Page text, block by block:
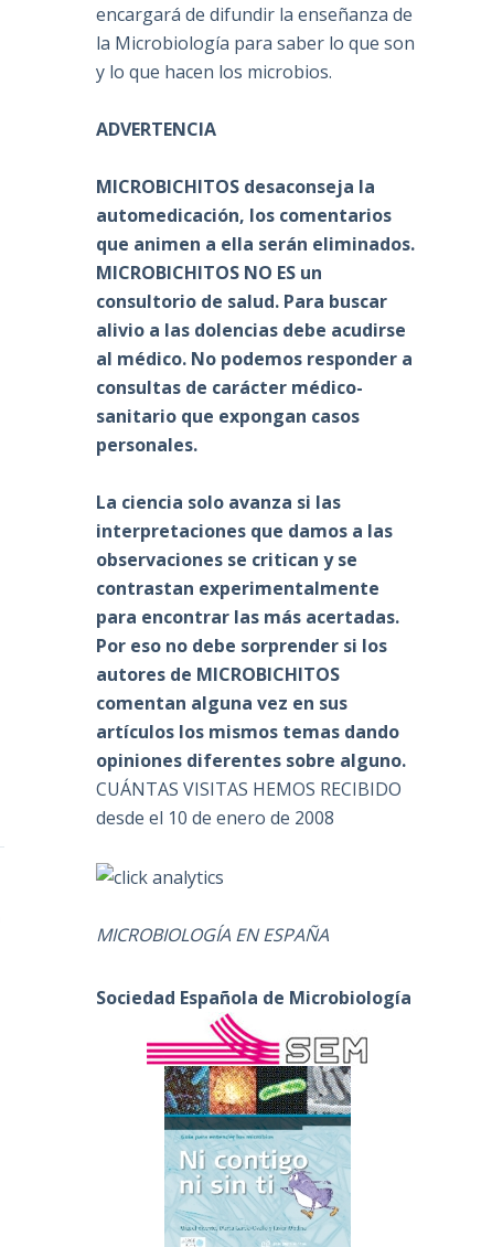
encargará de difundir la enseñanza de
la Microbiología para saber lo que son
y lo que hacen los microbios.
ADVERTENCIA
MICROBICHITOS desaconseja la
automedicación, los comentarios
que animen a ella serán eliminados.
MICROBICHITOS NO ES un
consultorio de salud. Para buscar
alivio a las dolencias debe acudirse
al médico. No podemos responder a
consultas de carácter médico-
sanitario que expongan casos
personales.
La ciencia solo avanza si las
interpretaciones que damos a las
observaciones se critican y se
contrastan experimentalmente
para encontrar las más acertadas.
Por eso no debe sorprender si los
autores de MICROBICHITOS
comentan alguna vez en sus
artículos los mismos temas dando
opiniones diferentes sobre alguno.
CUÁNTAS VISITAS HEMOS RECIBIDO
desde el 10 de enero de 2008
MICROBIOLOGÍA EN ESPAÑA
Sociedad Española de Microbiología